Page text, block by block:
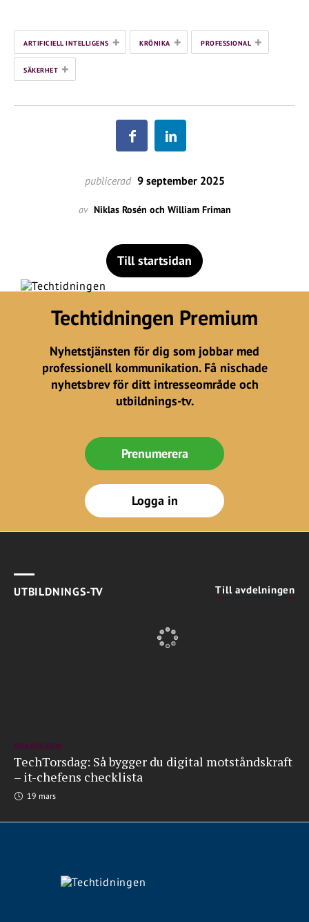
ARTIFICIELL INTELLIGENS + KRÖNIKA + PROFESSIONAL +
SÄKERHET +
publicerad 9 september 2025
av Niklas Rosén och William Friman
Till startsidan
Techtidningen Premium
Nyhetstjänsten för dig som jobbar med
professionell kommunikation. Få nischade
nyhetsbrev för ditt intresseområde och
utbildnings-tv.
Prenumerera
Logga in
UTBILDNINGS-TV Till avdelningen
BRANSCHEN
TechTorsdag: Så bygger du digital motståndskraft
– it-chefens checklista
19 mars